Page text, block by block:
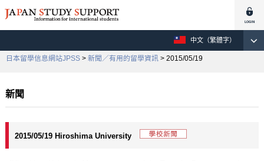
中文（繁體字）
日本留學信息網站JPSS > 新聞／有用的留學資訊 > 2015/05/19
新聞
2015/05/19 Hiroshima University